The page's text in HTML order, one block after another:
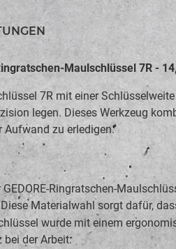
Maulschlüssel 7R -
7R mit einer
legen. Dieses Werkzeug
Aufwand zu erledigen.
GEDORE-Ringratschen-
Materialwahl sorgt dafür,
wurde mit einem
bei der Arbeit.